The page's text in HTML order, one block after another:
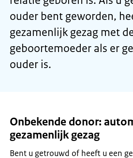
ouder bent geworden,
gezamenlijk gezag met
geboortemoeder als er
ouder is.
Onbekende donor:
gezamenlijk gezag
Bent u getrouwd of heeft u een